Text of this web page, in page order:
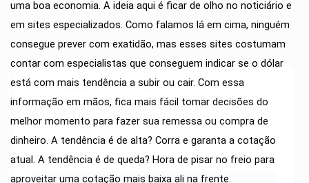
uma boa economia. A ideia aqui é ficar de olho no noticiário e
em sites especializados. Como falamos lá em cima, ninguém
consegue prever com exatidão, mas esses sites costumam
contar com especialistas que conseguem indicar se o dólar
está com mais tendência a subir ou cair. Com essa
informação em mãos, fica mais fácil tomar decisões do
melhor momento para fazer sua remessa ou compra de
dinheiro. A tendência é de alta? Corra e garanta a cotação
atual. A tendência é de queda? Hora de pisar no freio para
aproveitar uma cotação mais baixa ali na frente.
Nós utilizamos cookies
Este site utiliza cookies para melhorar a sua experiência de
usuário.
Consulte nossapolítica de cookiespara obter mais
informações.